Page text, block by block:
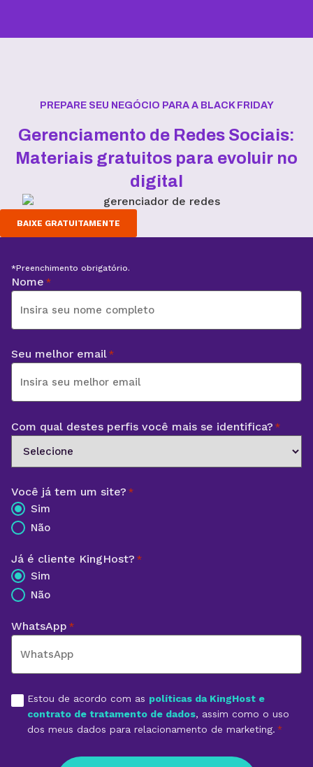
PREPARE SEU NEGÓCIO PARA A BLACK FRIDAY
Gerenciamento de Redes Sociais:
Materiais gratuitos para evoluir no
digital
BAIXE GRATUITAMENTE
*Preenchimento obrigatório.
Nome *
Seu melhor email *
Com qual destes perfis você mais se identifica? *
Você já tem um site? *
Sim
Não
Já é cliente KingHost? *
Sim
Não
WhatsApp *
AceiteEstou de acordo com as políticas da KingHost e
contrato de tratamento de dados, assim como o uso
dos meus dados para relacionamento de marketing. *